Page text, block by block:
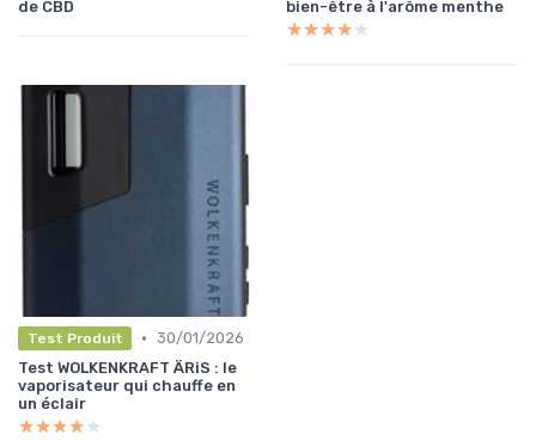
de CBD bien-être à l'arôme menthe
★★★★★
★★★★★
Test Produit • 30/01/2026
Test WOLKENKRAFT ÄRiS : le
vaporisateur qui chauffe en
un éclair
★★★★★
★★★★★